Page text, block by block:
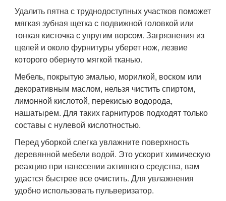
Удалить пятна с труднодоступных участков поможет
мягкая зубная щетка с подвижной головкой или
тонкая кисточка с упругим ворсом. Загрязнения из
щелей и около фурнитуры уберет нож, лезвие
которого обернуто мягкой тканью.
Мебель, покрытую эмалью, морилкой, воском или
декоративным маслом, нельзя чистить спиртом,
лимонной кислотой, перекисью водорода,
нашатырем. Для таких гарнитуров подходят только
составы с нулевой кислотностью.
Перед уборкой слегка увлажните поверхность
деревянной мебели водой. Это ускорит химическую
реакцию при нанесении активного средства, вам
удастся быстрее все очистить. Для увлажнения
удобно использовать пульверизатор.